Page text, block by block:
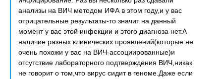
анализы на ВИЧ методом ИФА в этом году,и у вас
отрицательные результаты-то значит на данный
момент у вас этой инфекции и этого диагноза нет.А
наличие разных клинических проявлений(которые не
очень похожи у вас на ВИЧ-ассоциированные)и
отсутствие лабораторного подтверждения ВИЧ,никак
не говорит о том,что вирус сидит в геноме.Даже если